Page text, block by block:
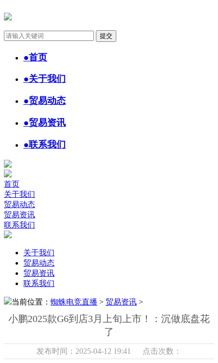
●首页
●关于我们
●贸易动态
●贸易资讯
●联系我们
首页
关于我们
贸易动态
贸易资讯
联系我们
关于我们
贸易动态
贸易资讯
联系我们
当前位置： 蜘蛛电竞直播 > 贸易资讯 >
小鹏2025款G6到店3月上旬上市！：沉做底盘花
了
发布时间：2025-04-12 19:41 点击次数：